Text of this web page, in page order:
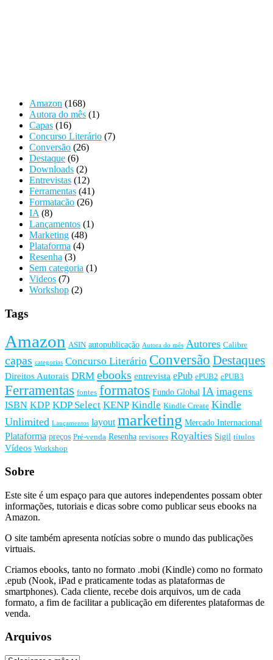
Amazon (168)
Autora do mês (1)
Capas (16)
Concurso Literário (7)
Conversão (26)
Destaque (6)
Downloads (2)
Entrevistas (12)
Ferramentas (41)
Formatacão (26)
IA (8)
Lançamentos (1)
Marketing (48)
Plataforma (4)
Resenha (3)
Sem categoria (1)
Videos (7)
Workshop (2)
Tags
Amazon ASIN autopublicação Autora do mês Autores Calibre
capas categorias Concurso Literário Conversão Destaques
Direitos Autorais DRM ebooks entrevista ePub ePUB2 ePUB3
Ferramentas fontes formatos Fundo Global IA imagens
ISBN KDP KDP Select KENP Kindle Kindle Create Kindle
Unlimited Lançamentos layout marketing Mercado Internacional
Plataforma preços Pré-venda Resenha revisores Royalties Sigil títulos
Vídeos Workshop
Sobre
Este site é um espaço para que autores independentes possam obter
informações, tutoriais e dicas sobre como publicar seus ebooks na
Amazon.
O site também apresenta notícias sobre o mundo das publicações
virtuais.
Criamos ebooks, tanto no formato .mobi (Kindle) como no formato
.epub (Nook, iPad e praticamente todas as plataformas de
smartphones). Cada cliente, recebe dois arquivos, um de cada
formato, a fim de facilitar a publicação em diferentes plataformas de
venda.
Arquivos